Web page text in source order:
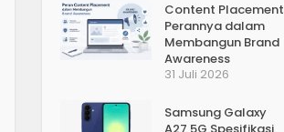
Content Placement
Perannya dalam
Membangun Brand
Awareness
31 Juli 2026
Samsung Galaxy